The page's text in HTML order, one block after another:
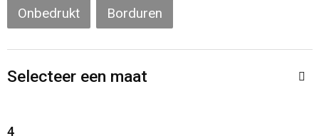
Onbedrukt Borduren
Selecteer een maat
4